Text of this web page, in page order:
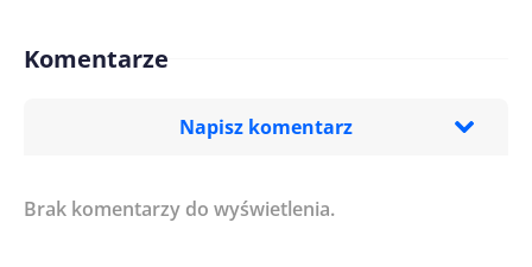
Komentarze
Napisz komentarz
Imię/ Nick*
Brak komentarzy do wyświetlenia.